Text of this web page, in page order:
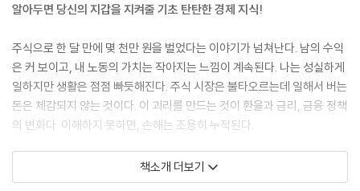
알아두면 당신의 지갑을 지켜줄 기초 탄탄한 경제 지식!
주식으로 한 달 만에 몇 천만 원을 벌었다는 이야기가 넘쳐난다. 남의 수익
은 커 보이고, 내 노동의 가치는 작아지는 느낌이 계속된다. 나는 성실하게
일하지만 생활은 점점 빠듯해진다. 주식 시장은 불타오르는데 일해서 버는
돈은 체감되지 않는 것이다. 이 괴리를 만드는 것이 환율과 금리, 금융 정책
의 변화다. 이해하지 못하면, 손해는 조용히 누적된다.
불확실성의 시대에 당신에게 필요한 것은 탄탄한 경제 무기다. 이 책은 복
잡한 경제 용어와 이론을 “실전에서 바로 쓸 수 있는 지식”으로 바꿔준다.
책소개 더보기